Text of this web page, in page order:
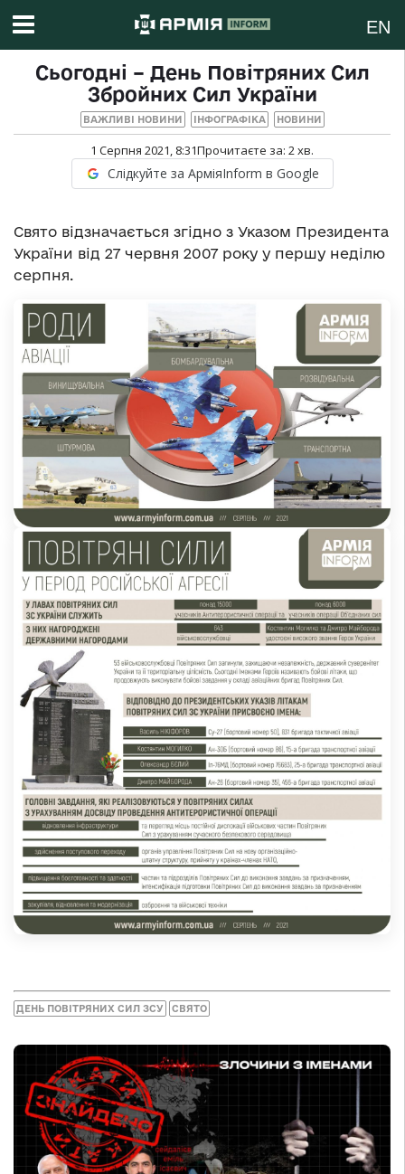
EN
Сьогодні – День Повітряних Сил
Збройних Сил України
ВАЖЛИВІ НОВИНИ ІНФОГРАФІКА НОВИНИ
1 Серпня 2021, 8:31Прочитаєте за: 2хв.
Слідкуйте за АрміяInform в Google
Свято відзначається згідно з Указом Президента
України від 27 червня 2007 року у першу неділю
серпня.
ДЕНЬ ПОВІТРЯНИХ СИЛ ЗСУ СВЯТО